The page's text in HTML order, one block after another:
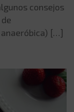
consejos
[…]